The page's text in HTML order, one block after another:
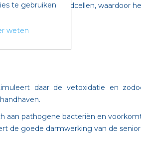
van witte bloedcellen, waardoor
daar de vetoxidatie en
aan pathogene bacteriën en
de goede darmwerking van de
te gebruiken
weten